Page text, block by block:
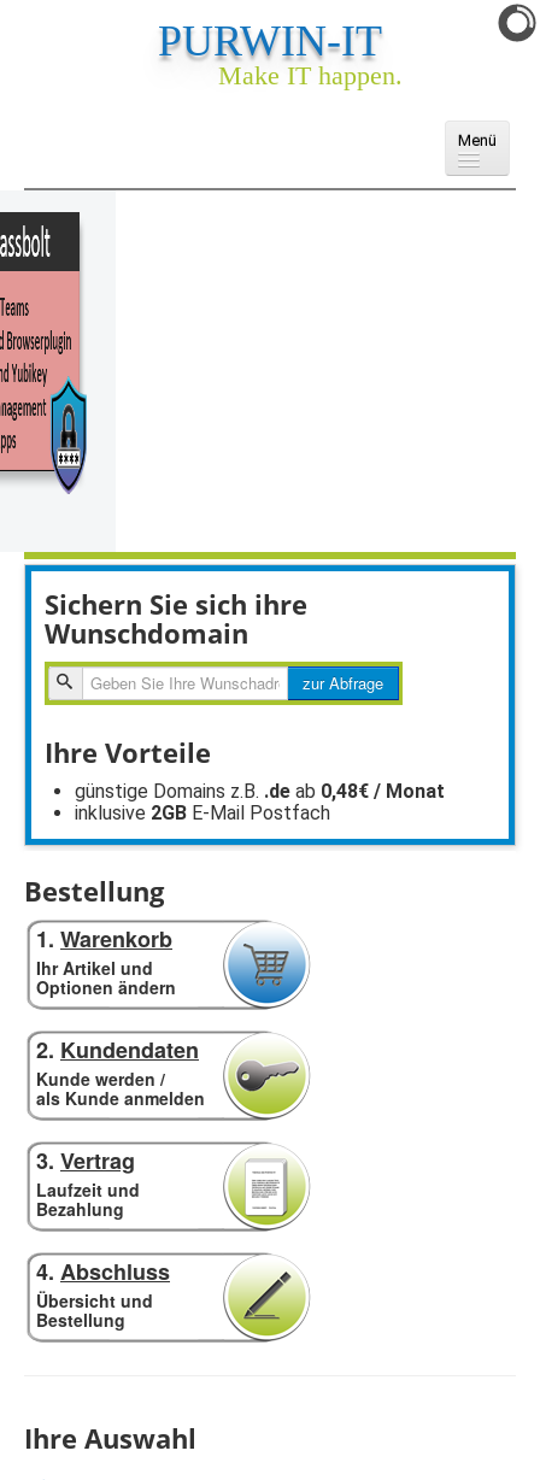
PURWIN-IT
Make IT happen.
Menü
Domains
E-Mail
Webhosting
Webseite & Webshop
Ankauf
Sichern Sie sich ihre
Wunschdomain
zur
Abfragen
zur Abfrage
Ihre Vorteile
günstige Domains z.B. .de ab 0,48€ / Monat
inklusive 2GB E-Mail Postfach
Bestellung
1. Warenkorb
Ihr Artikel und
Optionen ändern
2. Kundendaten
Kunde werden /
als Kunde anmelden
3. Vertrag
Laufzeit und
Bezahlung
4. Abschluss
Übersicht und
Bestellung
Ihre Auswahl